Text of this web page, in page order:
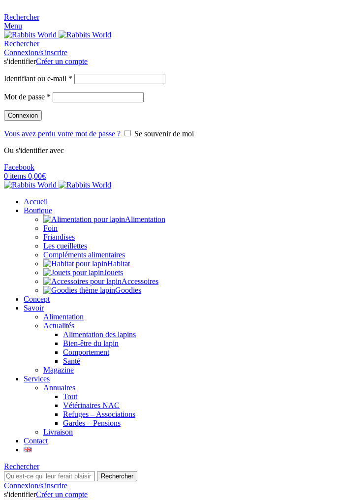
Rechercher
Menu
Rechercher
Connexion/s'inscrire
s'identifierCréer un compte
Identifiant ou e-mail *
Mot de passe *
Connexion
Vous avez perdu votre mot de passe ?
Se souvenir de moi
Ou s'identifier avec
Facebook
0 items 0,00€
Accueil
Boutique
Alimentation
Foin
Friandises
Les cueillettes
Compléments alimentaires
Habitat
Jouets
Accessoires
Goodies
Concept
Savoir
Alimentation
Actualités
Alimentation des lapins
Bien-être du lapin
Comportement
Santé
Magazine
Services
Annuaires
Tout
Vétérinaires NAC
Refuges – Associations
Gardes – Pensions
Livraison
Contact
Rechercher
Rechercher
Connexion/s'inscrire
s'identifierCréer un compte